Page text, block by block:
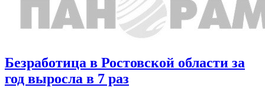
Безработица в Ростовской области за
год выросла в 7 раз